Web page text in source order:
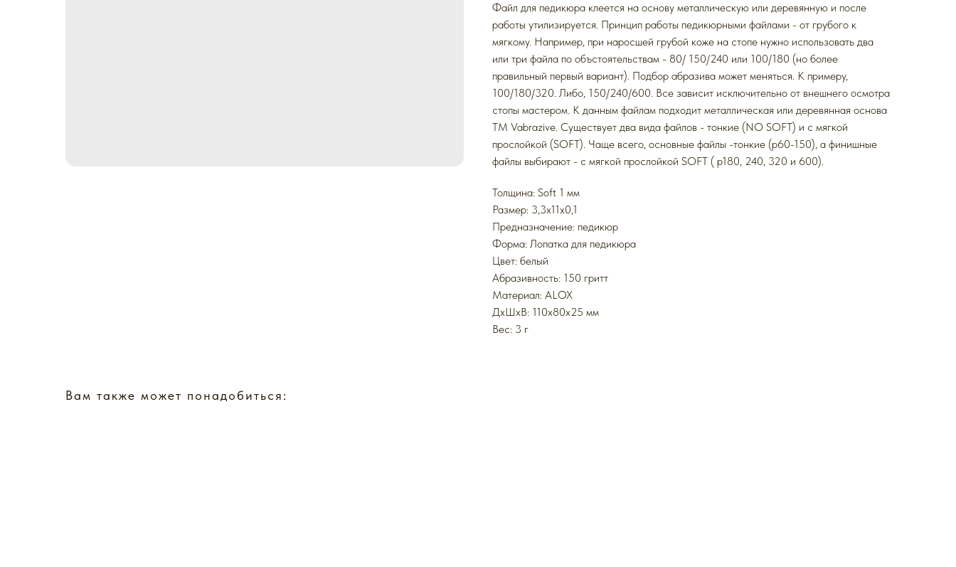
Файл для педикюра клеется на основу металлическую или деревянную и после
работы утилизируется. Принцип работы педикюрными файлами - от грубого к
мягкому. Например, при наросшей грубой коже на стопе нужно использовать два
или три файла по объстоятельствам - 80/ 150/240 или 100/180 (но более
правильный первый вариант). Подбор абразива может меняться. К примеру,
100/180/320. Либо, 150/240/600. Все зависит исключительно от внешнего осмотра
стопы мастером. К данным файлам подходит металлическая или деревянная основа
ТМ Vabrazive. Существует два вида файлов - тонкие (NO SOFT) и с мягкой
прослойкой (SOFT). Чаще всего, основные файлы -тонкие (р60-150), а финишные
файлы выбирают - с мягкой прослойкой SOFT ( р180, 240, 320 и 600).
Толщина: Soft 1 мм
Размер: 3,3x11x0,1
Предназначение: педикюр
Форма: Лопатка для педикюра
Цвет: белый
Абразивность: 150 гритт
Mатериал: ALOX
ДxШxВ: 110x80x25 мм
Вес: 3 г
Вам также может понадобиться: